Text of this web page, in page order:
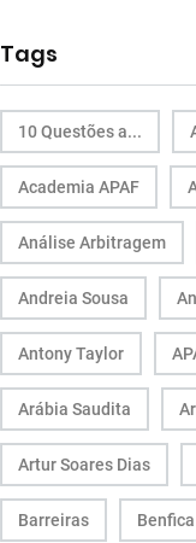
Tags
10 Questões a...
Academia APAF
Análise Arbitragem
Andreia Sousa
Antony Taylor
Arábia Saudita
Artur Soares Dias
Barreiras Benfica